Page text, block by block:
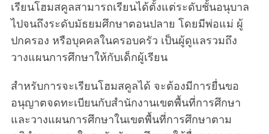
เรียนโฮมสคูลสามารถเรียนได้ตั้งแต่ระดับชั้นอนุบาล
ไปจนถึงระดับมัธยมศึกษาตอนปลาย โดยมีพ่อแม่ ผู้
ปกครอง หรือบุคคลในครอบครัว เป็นผู้ดูแลรวมถึง
วางแผนการศึกษาให้กับเด็กผู้เรียน
สำหรับการจะเรียนโฮมสคูลได้ จะต้องมีการยื่นขอ
อนุญาตจดทะเบียนกับสำนักงานเขตพื้นที่การศึกษา
และวางแผนการศึกษาในเขตพื้นที่การศึกษาตาม